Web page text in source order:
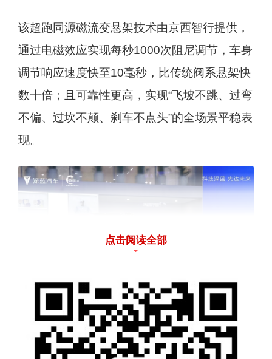
该超跑同源磁流变悬架技术由京西智行提供，
通过电磁效应实现每秒1000次阻尼调节，车身
调节响应速度快至10毫秒，比传统阀系悬架快
数十倍；且可靠性更高，实现“飞坡不跳、过弯
不偏、过坎不颠、刹车不点头”的全场景平稳表
现。
京西智行提供MagneRide®磁流变悬架系统助
点击阅读全部